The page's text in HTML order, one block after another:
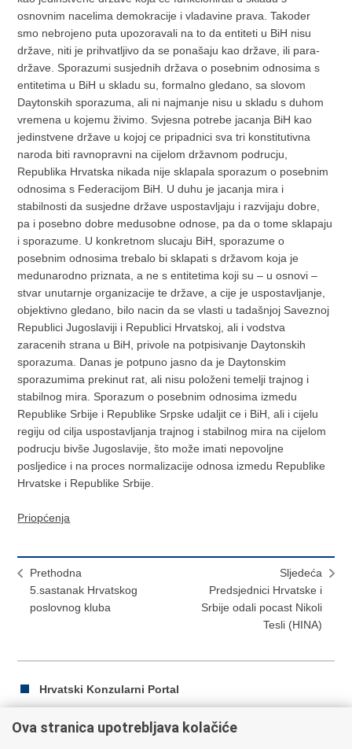
osnovnim nacelima demokracije i vladavine prava. Takoder
smo nebrojeno puta upozoravali na to da entiteti u BiH nisu
države, niti je prihvatljivo da se ponašaju kao države, ili para-
države. Sporazumi susjednih država o posebnim odnosima s
entitetima u BiH u skladu su, formalno gledano, sa slovom
Daytonskih sporazuma, ali ni najmanje nisu u skladu s duhom
vremena u kojemu živimo. Svjesna potrebe jacanja BiH kao
jedinstvene države u kojoj ce pripadnici sva tri konstitutivna
naroda biti ravnopravni na cijelom državnom podrucju,
Republika Hrvatska nikada nije sklapala sporazum o posebnim
odnosima s Federacijom BiH. U duhu je jacanja mira i
stabilnosti da susjedne države uspostavljaju i razvijaju dobre,
pa i posebno dobre medusobne odnose, pa da o tome sklapaju
i sporazume. U konkretnom slucaju BiH, sporazume o
posebnim odnosima trebalo bi sklapati s državom koja je
medunarodno priznata, a ne s entitetima koji su – u osnovi –
stvar unutarnje organizacije te države, a cije je uspostavljanje,
objektivno gledano, bilo nacin da se vlasti u tadašnjoj Saveznoj
Republici Jugoslaviji i Republici Hrvatskoj, ali i vodstva
zaracenih strana u BiH, privole na potpisivanje Daytonskih
sporazuma. Danas je potpuno jasno da je Daytonskim
sporazumima prekinut rat, ali nisu položeni temelji trajnog i
stabilnog mira. Sporazum o posebnim odnosima izmedu
Republike Srbije i Republike Srpske udaljit ce i BiH, ali i cijelu
regiju od cilja uspostavljanja trajnog i stabilnog mira na cijelom
podrucju bivše Jugoslavije, što može imati nepovoljne
posljedice i na proces normalizacije odnosa izmedu Republike
Hrvatske i Republike Srbije.
Priopćenja
Prethodna
5.sastanak Hrvatskog
poslovnog kluba
Sljedeća
Predsjednici Hrvatske i
Srbije odali pocast Nikoli
Tesli (HINA)
Hrvatski Konzularni Portal
Ova stranica upotrebljava kolačiće